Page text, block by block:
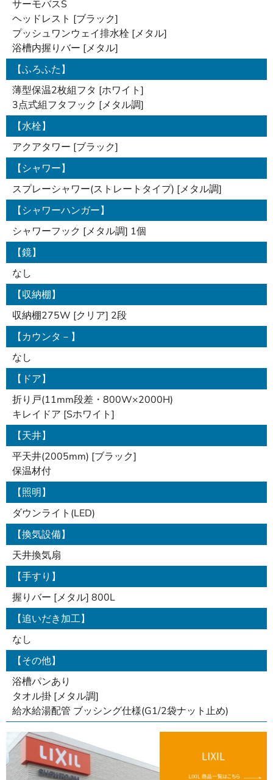
サーモバスS
ヘッドレスト [ブラック]
プッシュワンウェイ排水栓 [メタル]
浴槽内握りバー [メタル]
【ふろふた】
薄型保温2枚組フタ [ホワイト]
3点式組フタフック [メタル調]
【水栓】
アクアタワー [ブラック]
【シャワー】
スプレーシャワー(ストレートタイプ) [メタル調]
【シャワーハンガー】
シャワーフック [メタル調] 1個
【鏡】
なし
【収納棚】
収納棚275W [クリア] 2段
【カウンタ－】
なし
【ドア】
折り戸(11mm段差・800W×2000H)
キレイドア [Sホワイト]
【天井】
平天井(2005mm) [ブラック]
保温材付
【照明】
ダウンライト(LED)
【換気設備】
天井換気扇
【手すり】
握りバー [メタル] 800L
【追いだき加工】
なし
【その他】
浴槽パンあり
タオル掛 [メタル調]
給水給湯配管 ブッシング仕様(G1/2袋ナット止め)